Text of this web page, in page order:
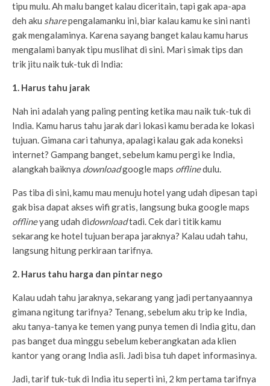
tipu mulu. Ah malu banget kalau diceritain, tapi gak apa-apa
deh aku sharepengalamanku ini, biar kalau kamu ke sini nanti
gak mengalaminya. Karena sayang banget kalau kamu harus
mengalami banyak tipu muslihat di sini. Mari simak tips dan
trik jitu naik tuk-tuk di India:
1. Harus tahu jarak
Nah ini adalah yang paling penting ketika mau naik tuk-tuk di
India. Kamu harus tahu jarak dari lokasi kamu berada ke lokasi
tujuan. Gimana cari tahunya, apalagi kalau gak ada koneksi
internet? Gampang banget, sebelum kamu pergi ke India,
alangkah baiknya downloadgoogle maps offlinedulu.
Pas tiba di sini, kamu mau menuju hotel yang udah dipesan tapi
gak bisa dapat akses wifi gratis, langsung buka google maps
offlineyang udah didownloadtadi. Cek dari titik kamu
sekarang ke hotel tujuan berapa jaraknya? Kalau udah tahu,
langsung hitung perkiraan tarifnya.
2. Harus tahu harga dan pintar nego
Kalau udah tahu jaraknya, sekarang yang jadi pertanyaannya
gimana ngitung tarifnya? Tenang, sebelum aku trip ke India,
aku tanya-tanya ke temen yang punya temen di India gitu, dan
pas banget dua minggu sebelum keberangkatan ada klien
kantor yang orang India asli. Jadi bisa tuh dapet informasinya.
Jadi, tarif tuk-tuk di India itu seperti ini, 2 km pertama tarifnya